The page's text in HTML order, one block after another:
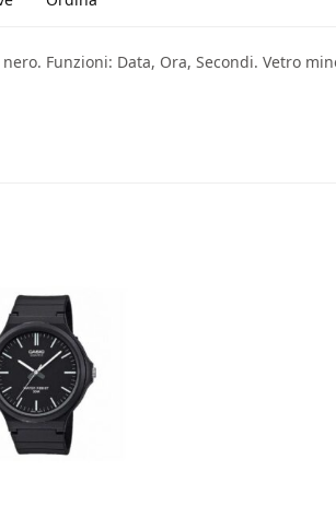
Funzioni: Data, Ora, Secondi. Vetro
al carrello